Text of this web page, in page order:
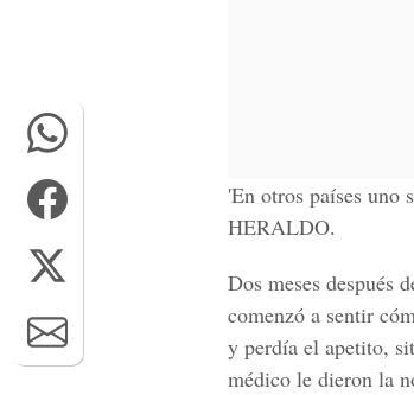
'En otros países uno
HERALDO.
Dos meses después
comenzó a sentir
y perdía el apetito,
médico le dieron la